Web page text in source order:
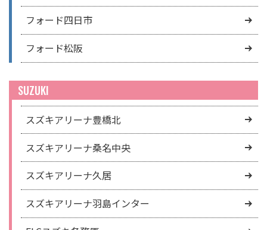
フォード四日市
フォード松阪
SUZUKI
スズキアリーナ豊橋北
スズキアリーナ桑名中央
スズキアリーナ久居
スズキアリーナ羽島インター